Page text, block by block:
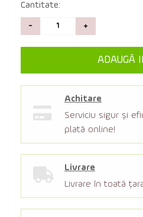
Cantitate:
- +
ADAUGĂ
Achitare
Serviciu sigur şi
plată online!
Livrare
Livrare în toată